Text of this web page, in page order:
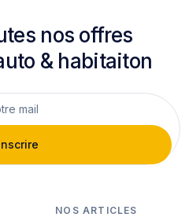
nos offres
& habitaiton
NOS ARTICLES